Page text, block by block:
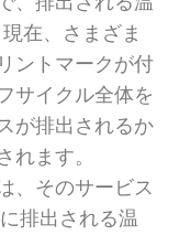
在、さまざま
ントマークが付
サイクル全体を
が排出されるか
ます。
、そのサービス
排出される温